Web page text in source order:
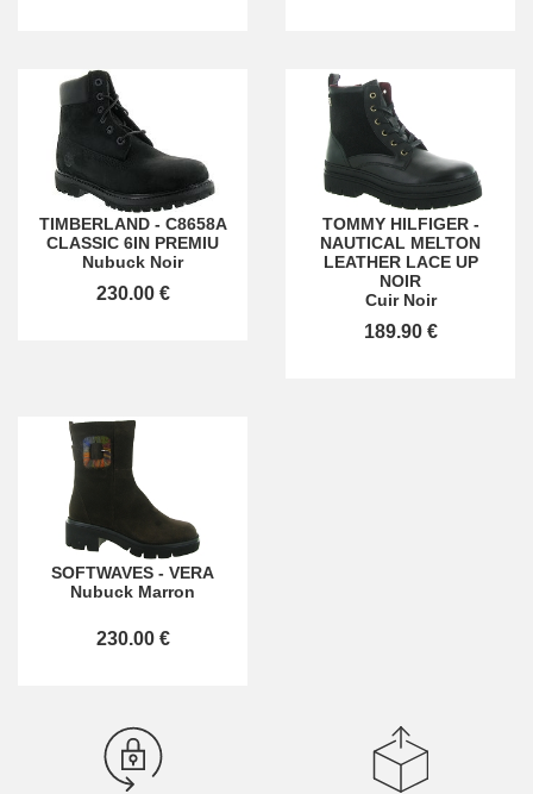
TIMBERLAND- C8658A
CLASSIC 6IN PREMIU
Nubuck Noir
230.00 €
TOMMY HILFIGER-
NAUTICAL MELTON
LEATHER LACE UP
NOIR
Cuir Noir
189.90 €
SOFTWAVES - VERA
Nubuck Marron
230.00 €